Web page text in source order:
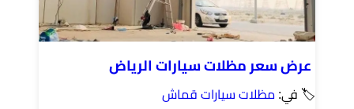
عرض سعر مظلات سيارات الرياض
🏷 في: مظلات سيارات قماش